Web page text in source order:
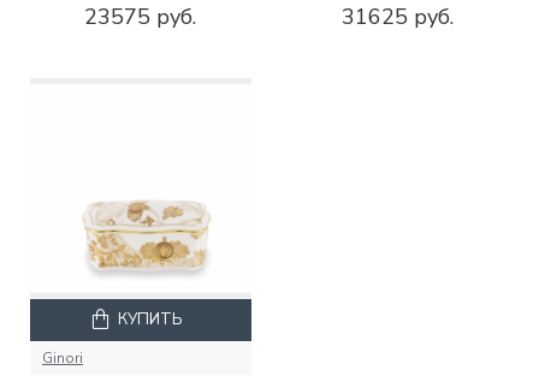
23575 руб.
31625 руб.
Ginori
КУПИТЬ